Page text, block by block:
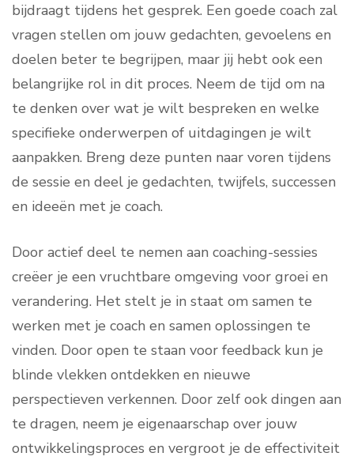
bijdraagt tijdens het gesprek. Een goede coach zal
vragen stellen om jouw gedachten, gevoelens en
doelen beter te begrijpen, maar jij hebt ook een
belangrijke rol in dit proces. Neem de tijd om na
te denken over wat je wilt bespreken en welke
specifieke onderwerpen of uitdagingen je wilt
aanpakken. Breng deze punten naar voren tijdens
de sessie en deel je gedachten, twijfels, successen
en ideeën met je coach.
Door actief deel te nemen aan coaching-sessies
creëer je een vruchtbare omgeving voor groei en
verandering. Het stelt je in staat om samen te
werken met je coach en samen oplossingen te
vinden. Door open te staan voor feedback kun je
blinde vlekken ontdekken en nieuwe
perspectieven verkennen. Door zelf ook dingen aan
te dragen, neem je eigenaarschap over jouw
ontwikkelingsproces en vergroot je de effectiviteit